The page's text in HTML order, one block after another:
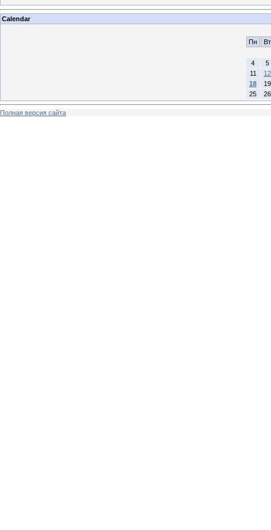
Calendar
Пн Вт
4
5
11
12
18
19
25
26
Полная версия сайта